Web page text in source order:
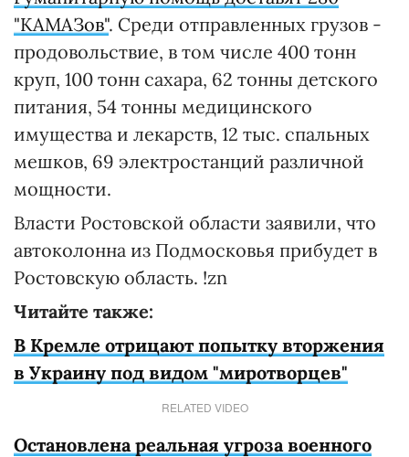
"КАМАЗов". Среди отправленных грузов -
продовольствие, в том числе 400 тонн
круп, 100 тонн сахара, 62 тонны детского
питания, 54 тонны медицинского
имущества и лекарств, 12 тыс. спальных
мешков, 69 электростанций различной
мощности.
Власти Ростовской области заявили, что
автоколонна из Подмосковья прибудет в
Ростовскую область. !zn
Читайте также:
В Кремле отрицают попытку вторжения
в Украину под видом "миротворцев"
RELATED VIDEO
Остановлена реальная угроза военного